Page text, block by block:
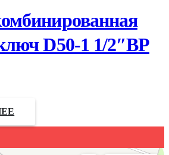
D50-1 1/2″ВР